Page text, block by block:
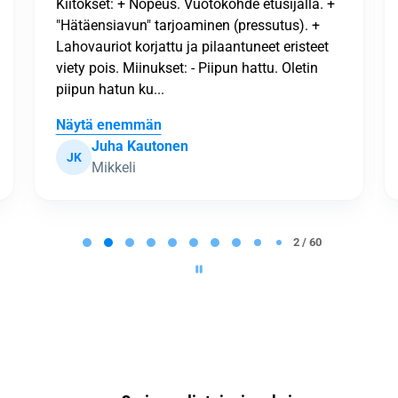
Kaikki sujui loistavastija tulos oli kiitettävä
LN
Lea Nurmijoki
Tammela
2 / 60